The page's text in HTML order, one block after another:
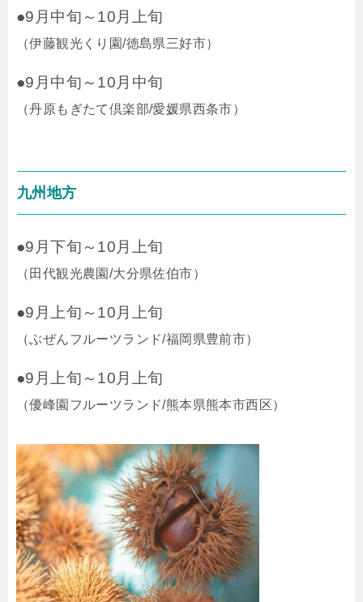
●9月中旬～10月上旬
（伊藤観光くり園/徳島県三好市）
●9月中旬～10月中旬
（丹原もぎたて倶楽部/愛媛県西条市）
九州地方
●9月下旬～10月上旬
（田代観光農園/大分県佐伯市）
●9月上旬～10月上旬
（ぶぜんフルーツランド/福岡県豊前市）
●9月上旬～10月上旬
（優峰園フルーツランド/熊本県熊本市西区）